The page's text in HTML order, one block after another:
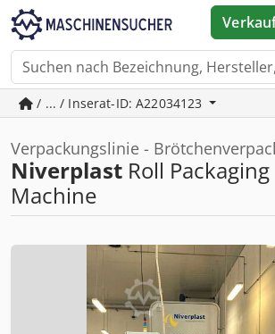
/ ... / Inserat-ID: A22034123
Verpackungslinie -
Niverplast Roll Packaging
Machine